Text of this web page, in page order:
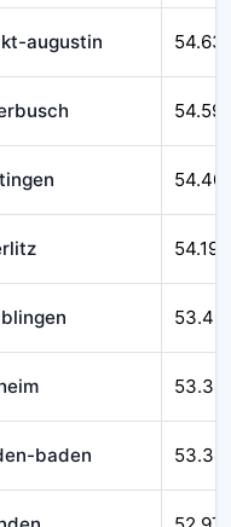
augustin 54.631
54.193
baden